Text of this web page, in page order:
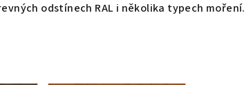
odstínech RAL i několika typech moření.